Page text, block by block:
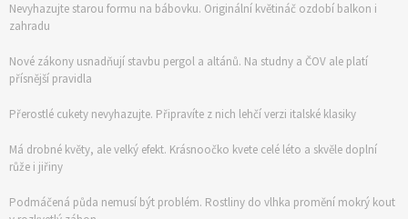
Nevyhazujte starou formu na bábovku. Originální květináč ozdobí balkon i
zahradu
Nové zákony usnadňují stavbu pergol a altánů. Na studny a ČOV ale platí
přísnější pravidla
Přerostlé cukety nevyhazujte. Připravíte z nich lehčí verzi italské klasiky
Má drobné květy, ale velký efekt. Krásnoočko kvete celé léto a skvěle doplní
růže i jiřiny
Podmáčená půda nemusí být problém. Rostliny do vlhka promění mokrý kout